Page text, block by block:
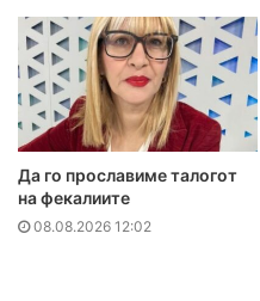
Да го прославиме талогот
на фекалиите
08.08.2026 12:02